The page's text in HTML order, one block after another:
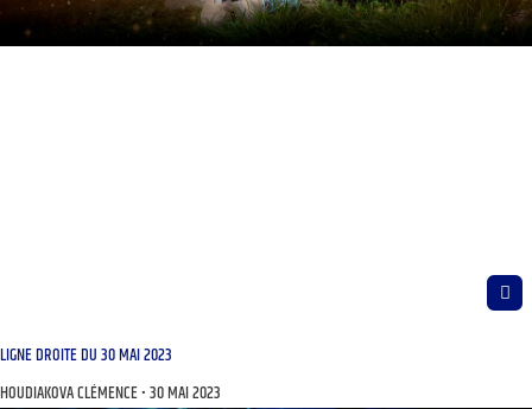
LIGNE DROITE DU 30 MAI 2023
HOUDIAKOVA CLÉMENCE 30 MAI 2023